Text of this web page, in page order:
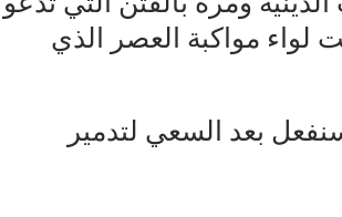
لواء مواكبة العصر الذي
بعد السعي لتدمير